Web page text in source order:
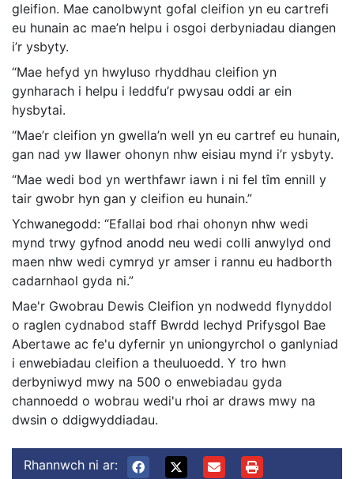
gleifion. Mae canolbwynt gofal cleifion yn eu cartrefi
eu hunain ac mae’n helpu i osgoi derbyniadau diangen
i’r ysbyty.
“Mae hefyd yn hwyluso rhyddhau cleifion yn
gynharach i helpu i leddfu’r pwysau oddi ar ein
hysbytai.
“Mae’r cleifion yn gwella’n well yn eu cartref eu hunain,
gan nad yw llawer ohonyn nhw eisiau mynd i’r ysbyty.
“Mae wedi bod yn werthfawr iawn i ni fel tîm ennill y
tair gwobr hyn gan y cleifion eu hunain.”
Ychwanegodd: “Efallai bod rhai ohonyn nhw wedi
mynd trwy gyfnod anodd neu wedi colli anwylyd ond
maen nhw wedi cymryd yr amser i rannu eu hadborth
cadarnhaol gyda ni.”
Mae'r Gwobrau Dewis Cleifion yn nodwedd flynyddol
o raglen cydnabod staff Bwrdd Iechyd Prifysgol Bae
Abertawe ac fe'u dyfernir yn uniongyrchol o ganlyniad
i enwebiadau cleifion a theuluoedd. Y tro hwn
derbyniwyd mwy na 500 o enwebiadau gyda
channoedd o wobrau wedi'u rhoi ar draws mwy na
dwsin o ddigwyddiadau.
Rhannwch ni ar: